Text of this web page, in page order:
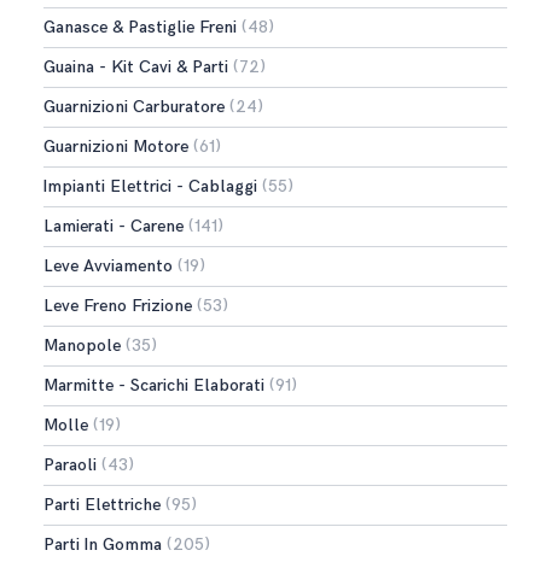
Ganasce & Pastiglie Freni (48)
Guaina - Kit Cavi & Parti (72)
Guarnizioni Carburatore (24)
Guarnizioni Motore (61)
Impianti Elettrici - Cablaggi (55)
Lamierati - Carene (141)
Leve Avviamento (19)
Leve Freno Frizione (53)
Manopole (35)
Marmitte - Scarichi Elaborati (91)
Molle (19)
Paraoli (43)
Parti Elettriche (95)
Parti In Gomma (205)